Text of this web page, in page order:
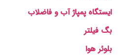
ایستگاه پمپاژ آب و فاضلاب
بگ فیلتر
بلوئر هوا